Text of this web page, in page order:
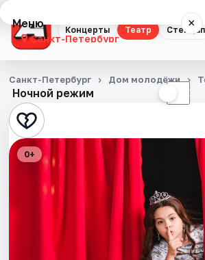
Концерты Театр Стендап
Меню ×
Санкт-Петербург
Концерты
Театр
Стендап
Выставки
Квесты
Ночной режим ☾
Санкт-Петербург Дом молодёжи
0+